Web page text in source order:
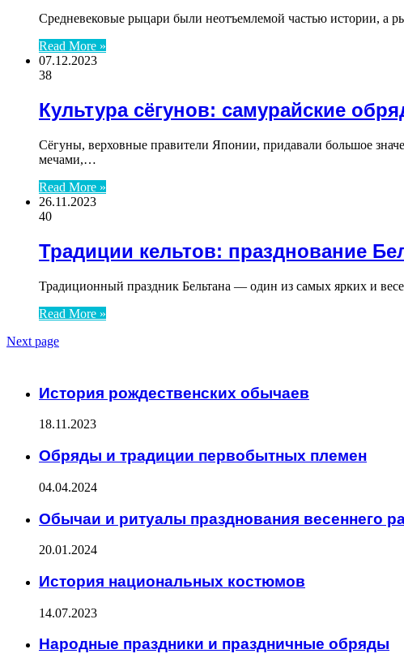
Средневековые рыцари были неотъемлемой частью истории, а
Read More »
07.12.2023
38
Культура сёгунов: самурайские
Сёгуны, верховные правители Японии, придавали большое
мечами,…
Read More »
26.11.2023
40
Традиции кельтов: празднование
Традиционный праздник Бельтана — один из самых ярких и
Read More »
Next page
История рождественских обычаев
18.11.2023
Обряды и традиции первобытных племен
04.04.2024
Обычаи и ритуалы празднования весеннего
20.01.2024
История национальных костюмов
14.07.2023
Народные праздники и праздничные обряды